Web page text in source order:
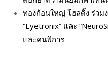
ทองก้อนใหญ่ โฮลดิ้ง ร่วม
“Eyetronix” และ
และคนพิการ